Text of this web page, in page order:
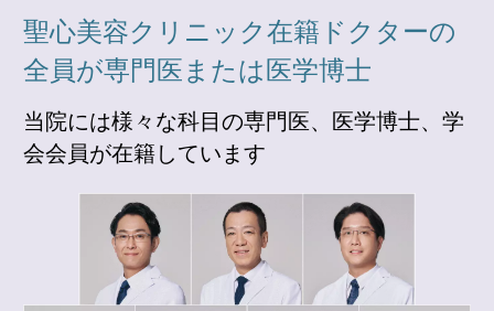
聖心美容クリニック在籍ドクターの
全員が専門医または医学博士
当院には様々な科目の専門医、医学博士、学
会会員が在籍しています